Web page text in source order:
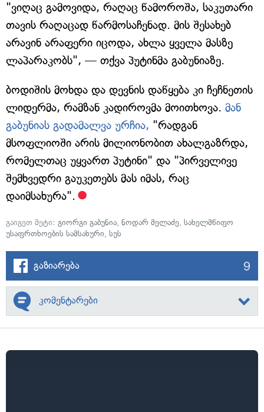
"ვიღაც გამოვიდა, რაღაც წამოროშა, საკუთარი
თავის რაღაცად წარმოსაჩენად. მის შესახებ
არავინ არაფერი იცოდა, ახლა ყველა მასზე
ლაპარაკობს", — თქვა პუტინმა გაბუნიაზე.
ბოდიშის მოხდა და დევნის დაწყება კი ჩეჩნეთის
ლიდერმა, რამზან კადიროვმა მოითხოვა. მან
გაბუნიას გადამალვა ურჩია, "რადგან
მსოფლიოში არის მილიონობით ახალგაზრდა,
რომელთაც უყვართ პუტინი" და "პირველივე
შემხვედრი გაუკეთებს მას იმას, რაც
დაიმსახურა".
გაიგეთ მეტი: გიორგი გაბუნია, ნოდარ მელაძე, სახელმწიფო
უსაფრთხოების სამსახური, სუს
გაზიარება 9
კომენტარები